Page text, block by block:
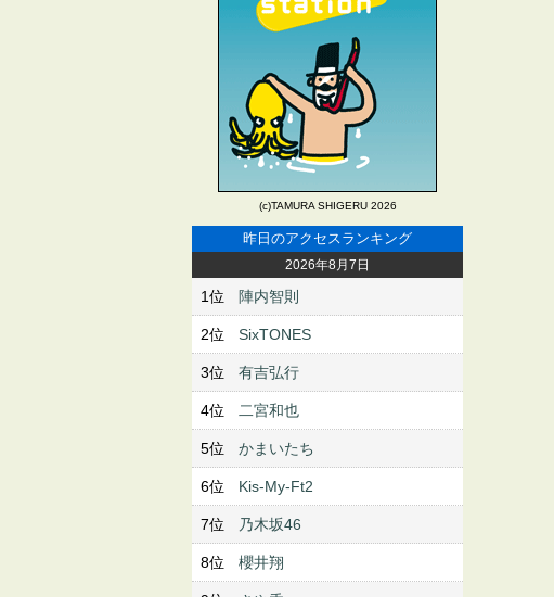
(c)TAMURA SHIGERU 2026
昨日のアクセスランキング
2026年8月7日
1位 陣内智則
2位 SixTONES
3位 有吉弘行
4位 二宮和也
5位 かまいたち
6位 Kis-My-Ft2
7位 乃木坂46
8位 櫻井翔